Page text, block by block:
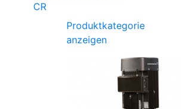
CR
Produktkategorie
anzeigen